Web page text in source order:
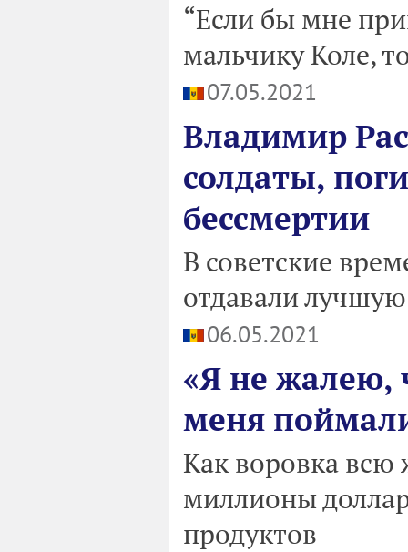
“Если бы мне
мальчику Коле,
07.05.2021
Владимир
солдаты,
бессмертии
В советские
отдавали
06.05.2021
«Я не жалею,
меня
Как воровка всю
миллионы
продуктов